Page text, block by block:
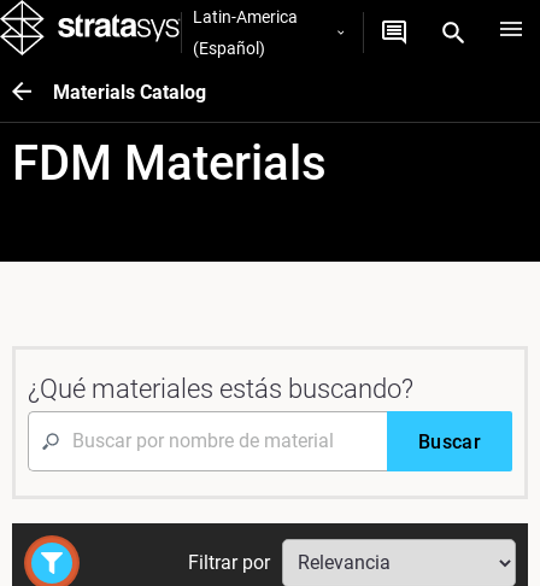
Latin-America
(Español)
Materials Catalog
FDM Materials
¿Qué materiales estás buscando?
Buscar
Filtrar por